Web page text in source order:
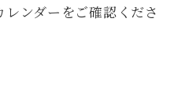
ンダーをご確認くださ